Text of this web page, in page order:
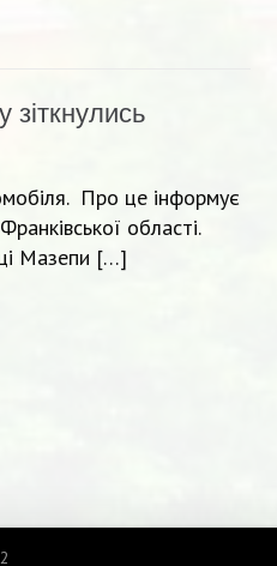
зіткнулись
Про це інформує
області.
Мазепи […]